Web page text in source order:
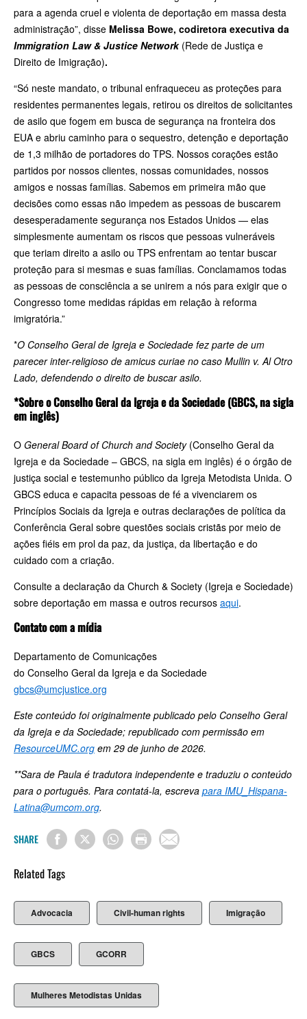
para a agenda cruel e violenta de deportação em massa desta
administração”, disse Melissa Bowe, codiretora executiva da
Immigration Law & Justice Network (Rede de Justiça e
Direito de Imigração).
“Só neste mandato, o tribunal enfraqueceu as proteções para
residentes permanentes legais, retirou os direitos de solicitantes
de asilo que fogem em busca de segurança na fronteira dos
EUA e abriu caminho para o sequestro, detenção e deportação
de 1,3 milhão de portadores do TPS. Nossos corações estão
partidos por nossos clientes, nossas comunidades, nossos
amigos e nossas famílias. Sabemos em primeira mão que
decisões como essas não impedem as pessoas de buscarem
desesperadamente segurança nos Estados Unidos — elas
simplesmente aumentam os riscos que pessoas vulneráveis
que teriam direito a asilo ou TPS enfrentam ao tentar buscar
proteção para si mesmas e suas famílias. Conclamamos todas
as pessoas de consciência a se unirem a nós para exigir que o
Congresso tome medidas rápidas em relação à reforma
imigratória.”
*O Conselho Geral de Igreja e Sociedade fez parte de um
parecer inter-religioso de amicus curiae no caso Mullin v. Al Otro
Lado, defendendo o direito de buscar asilo.
*Sobre o Conselho Geral da Igreja e da Sociedade (GBCS, na sigla
em inglês)
O General Board of Church and Society (Conselho Geral da
Igreja e da Sociedade – GBCS, na sigla em inglês) é o órgão de
justiça social e testemunho público da Igreja Metodista Unida. O
GBCS educa e capacita pessoas de fé a vivenciarem os
Princípios Sociais da Igreja e outras declarações de política da
Conferência Geral sobre questões sociais cristãs por meio de
ações fiéis em prol da paz, da justiça, da libertação e do
cuidado com a criação.
Consulte a declaração da Church & Society (Igreja e Sociedade)
sobre deportação em massa e outros recursos aqui.
Contato com a mídia
Departamento de Comunicações
do Conselho Geral da Igreja e da Sociedade
gbcs@umcjustice.org
Este conteúdo foi originalmente publicado pelo Conselho Geral
da Igreja e da Sociedade; republicado com permissão em
ResourceUMC.org em 29 de junho de 2026.
**Sara de Paula é tradutora independente e traduziu o conteúdo
para o português. Para contatá-la, escreva para IMU_Hispana-
Latina@umcom.org.
SHARE
Related Tags
Advocacia Civil-human rights Imigração
GBCS GCORR
Mulheres Metodistas Unidas